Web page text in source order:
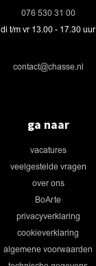
076 530 31 00
di t/m vr 13.00 - 17.30 uur
contact@chasse.nl
ga naar
vacatures
veelgestelde vragen
over ons
BoArte
privacyverklaring
cookieverklaring
algemene voorwaarden